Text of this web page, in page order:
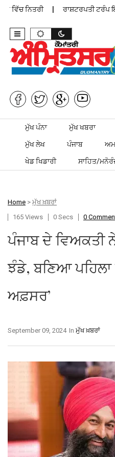
ਵਿੱਚ ਨਿਤਰੀ ਰਾਸ਼ਟਰਪਤੀ ਟਰੰਪ
Skip to content
ਮੁੱਖ ਪੰਨਾ ਮੁੱਖ ਖਬਰਾ
ਮੁੱਖ ਲੇਖ ਪੰਜਾਬ
ਖੇਡ ਖਿਡਾਰੀ ਸਾਹਿਤ/
Home > ਮੁੱਖ ਖ਼ਬਰਾਂ
165 Views
0 Secs 0
ਪੰਜਾਬ ਦੇ ਵਿਅਕਤੀ
ਝੰਡੇ, ਬਣਿਆ
ਅਫ਼ਸਰ’
In ਮੁੱਖ ਖ਼ਬਰਾਂ
September 09, 2024